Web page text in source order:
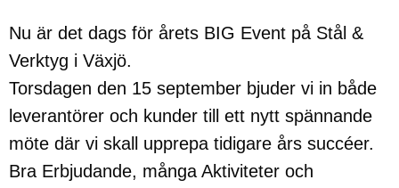
Nu är det dags för årets BIG Event på Stål &
Verktyg i Växjö.
Torsdagen den 15 september bjuder vi in både
leverantörer och kunder till ett nytt spännande
möte där vi skall upprepa tidigare års succéer.
Bra Erbjudande, många Aktiviteter och